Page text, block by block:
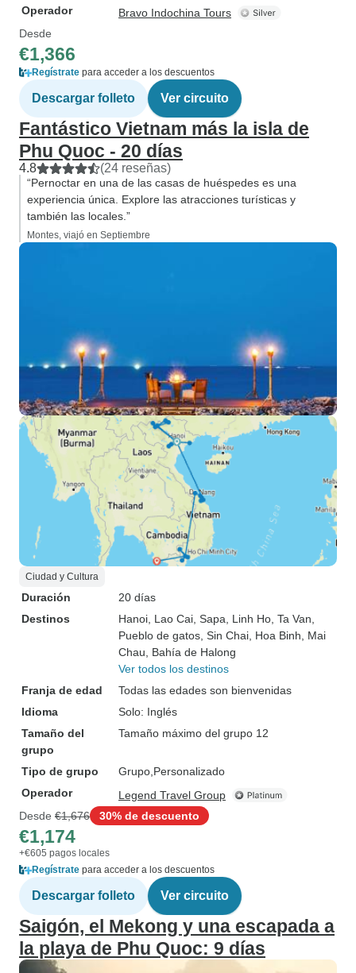
Operador
Bravo Indochina Tours
Desde
€1,366
Regístrate para acceder a los descuentos
Descargar folleto Ver circuito
Fantástico Vietnam más la isla de
Phu Quoc - 20 días
4.8 (24 reseñas)
“Pernoctar en una de las casas de huéspedes es una
experiencia única. Explore las atracciones turísticas y
también las locales.”
Montes, viajó en Septiembre
Ciudad y Cultura
Duración
20 días
Destinos
Hanoi , Lao Cai , Sapa , Linh Ho , Ta Van
Pueblo de gatos , Sin Chai , Hoa Binh , Mai
Chau , Bahía de Halong
Ver todos los destinos
Franja de edad
Todas las edades son bienvenidas
Idioma
Solo: Inglés
Tamaño del
grupo
Tamaño máximo del grupo 12
Tipo de grupo Grupo Personalizado
Operador
Legend Travel Group
Desde €1,676 30% de descuento
€1,174
+€605 pagos locales
Regístrate para acceder a los descuentos
Descargar folleto Ver circuito
Saigón, el Mekong y una escapada a
la playa de Phu Quoc: 9 días